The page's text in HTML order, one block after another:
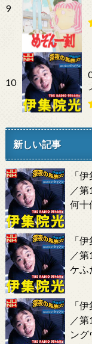
9
10
新しい記事
「
／
何十
「
／
ケふ
「
／
ン